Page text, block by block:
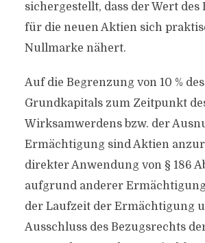
sichergestellt, dass der Wert des
für die neuen Aktien sich
Nullmarke nähert.
Auf die Begrenzung von 10 % des
Grundkapitals zum Zeitpunkt
Wirksamwerdens bzw. der
Ermächtigung sind Aktien
direkter Anwendung von § 186
aufgrund anderer
der Laufzeit der Ermächtigung
Ausschluss des Bezugsrechts